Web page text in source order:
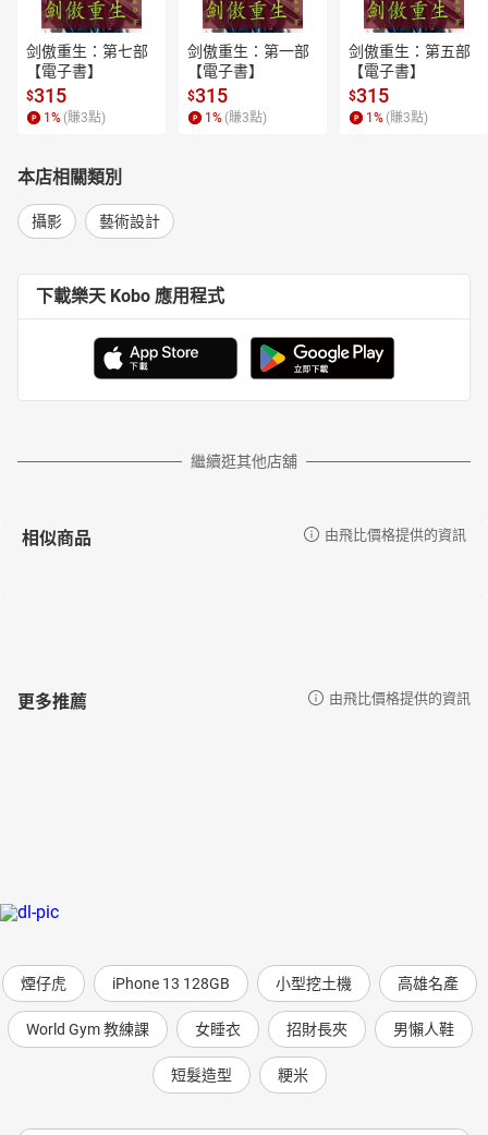
剑傲重生：第七部
【電子書】
$315
1% (賺3點)
剑傲重生：第一部
【電子書】
$315
1% (賺3點)
剑傲重生：第五部
【電子書】
$315
1% (賺3點)
本店相關類別
攝影 藝術設計
下載樂天 Kobo 應用程式
繼續逛其他店舖
相似商品 由飛比價格提供的資訊
更多推薦 由飛比價格提供的資訊
煙仔虎 iPhone 13 128GB 小型挖土機 高雄名產
World Gym 教練課 女睡衣 招財長夾 男懶人鞋
短髮造型 粳米